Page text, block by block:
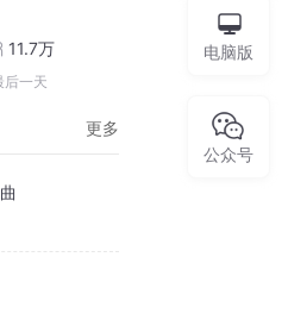
11.7万
后一天
更多
电脑版
公众号